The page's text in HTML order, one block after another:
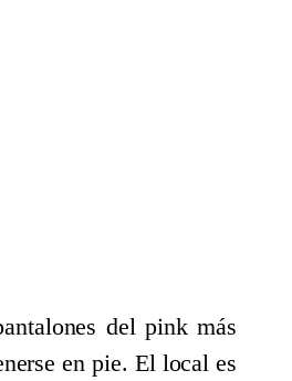
del pink más
en pie. El local es